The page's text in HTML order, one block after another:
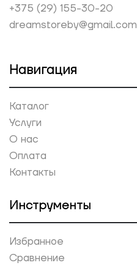
+375 (29) 155-30-20
dreamstoreby@gmail.com
Навигация
Каталог
Услуги
О нас
Оплата
Контакты
Инструменты
Избранное
Сравнение